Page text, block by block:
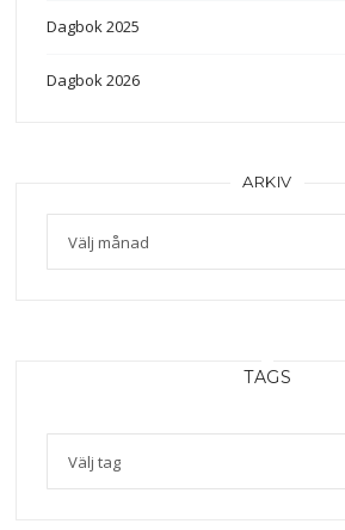
Dagbok 2025
Dagbok 2026
ARKIV
Arkiv
TAGS